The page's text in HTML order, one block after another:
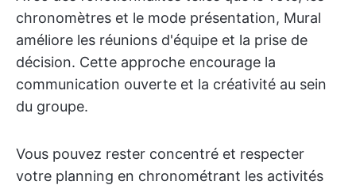
chronomètres et le mode présentation, Mural
améliore les réunions d'équipe et la prise de
décision. Cette approche encourage la
communication ouverte et la créativité au sein
du groupe.
Vous pouvez rester concentré et respecter
votre planning en chronométrant les activités